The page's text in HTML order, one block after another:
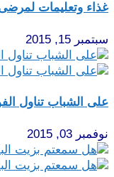
غذاء وتعليمات لمرضى
سبتمبر 15, 2015
على الشباب تناول
نوفمبر 03, 2015